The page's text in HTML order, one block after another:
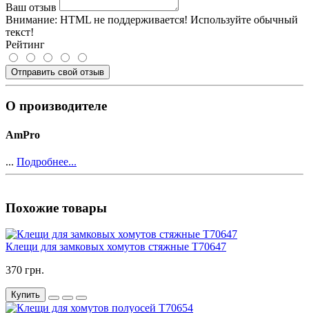
Ваш отзыв
Внимание: HTML не поддерживается! Используйте обычный
текст!
Рейтинг
Отправить свой отзыв
О производителе
AmPro
... Подробнее...
Похожие товары
Клещи для замковых хомутов стяжные T70647
370 грн.
Купить